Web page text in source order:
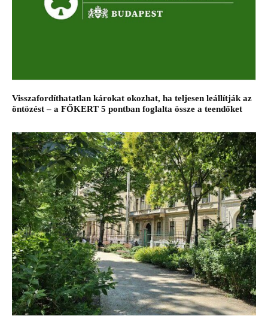
Visszafordíthatatlan károkat okozhat, ha teljesen leállítják az
öntözést – a FŐKERT 5 pontban foglalta össze a teendőket